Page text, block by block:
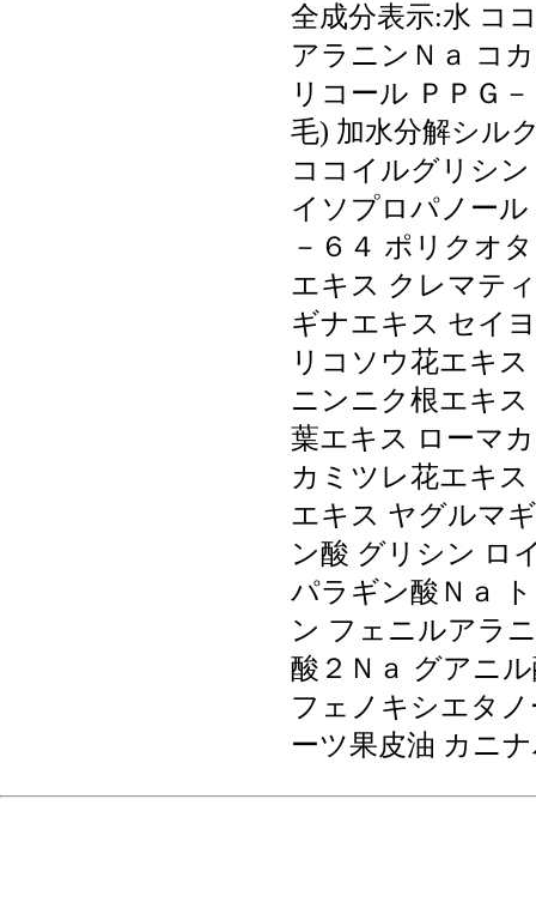
全成分表示:水 コ
アラニンＮａ コ
リコール ＰＰＧ
毛) 加水分解シル
ココイルグリシ
イソプロパノー
－６４ ポリクオ
エキス クレマテ
ギナエキス セイ
リコソウ花エキ
ニンニク根エキ
葉エキス ローマ
カミツレ花エキ
エキス ヤグルマ
ン酸 グリシン ロ
パラギン酸Ｎａ
ン フェニルアラ
酸２Ｎａ グアニ
フェノキシエタ
ーツ果皮油 カニ